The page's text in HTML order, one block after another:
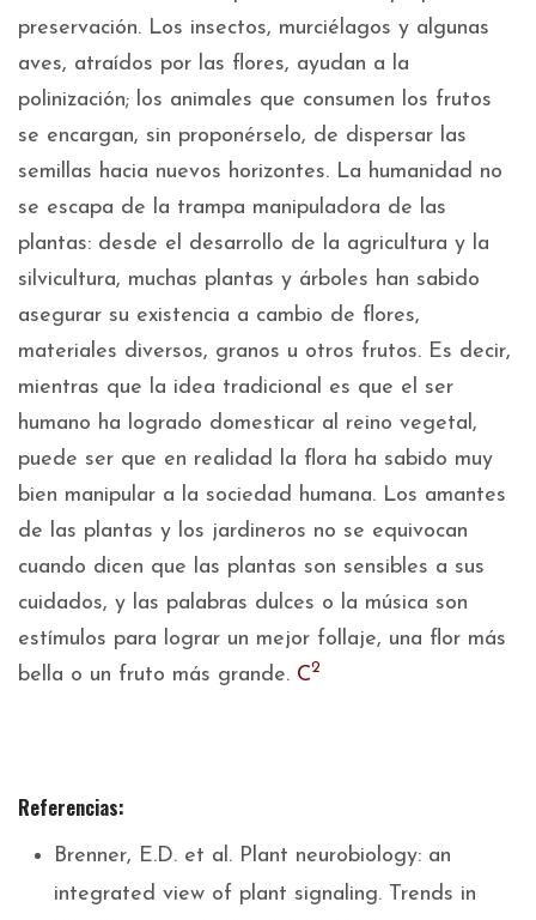
preservación. Los insectos, murciélagos y algunas
aves, atraídos por las flores, ayudan a la
polinización; los animales que consumen los frutos
se encargan, sin proponérselo, de dispersar las
semillas hacia nuevos horizontes. La humanidad no
se escapa de la trampa manipuladora de las
plantas: desde el desarrollo de la agricultura y la
silvicultura, muchas plantas y árboles han sabido
asegurar su existencia a cambio de flores,
materiales diversos, granos u otros frutos. Es decir,
mientras que la idea tradicional es que el ser
humano ha logrado domesticar al reino vegetal,
puede ser que en realidad la flora ha sabido muy
bien manipular a la sociedad humana. Los amantes
de las plantas y los jardineros no se equivocan
cuando dicen que las plantas son sensibles a sus
cuidados, y las palabras dulces o la música son
estímulos para lograr un mejor follaje, una flor más
bella o un fruto más grande. C2
Referencias:
Brenner, E.D. et al. Plant neurobiology: an
integrated view of plant signaling. Trends in